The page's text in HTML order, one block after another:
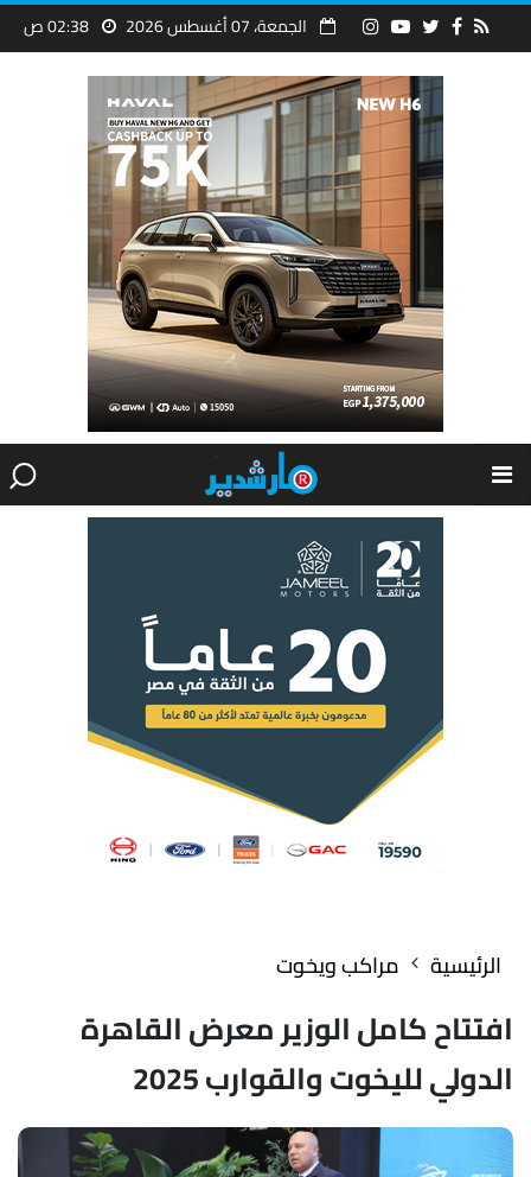
الجمعة، 07 أغسطس 2026
الرئيسية مراكب ويخوت
افتتاح كامل الوزير معرض القاهرة
الدولي لليخوت والقوارب 2025